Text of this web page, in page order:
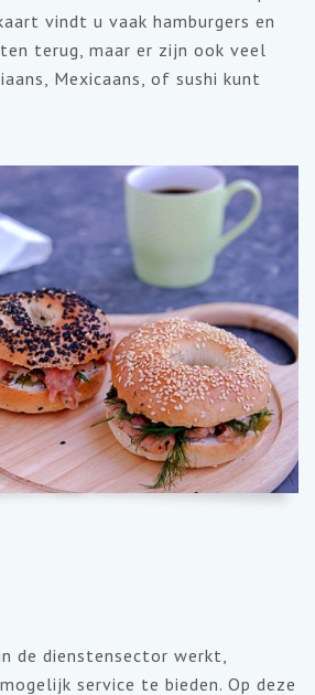
vindt u vaak hamburgers en
terug, maar er zijn ook veel
Mexicaans, of sushi kunt
de dienstensector werkt,
service te bieden. Op deze